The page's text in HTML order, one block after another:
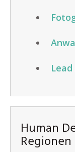
Human
Regionen